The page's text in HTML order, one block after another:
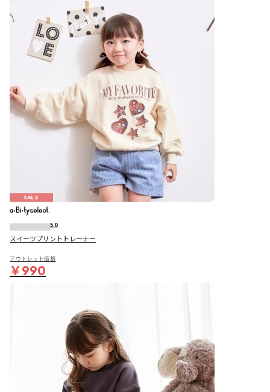
SALE
5.0
スイーツプリントトレーナー
アウトレット価格
￥990